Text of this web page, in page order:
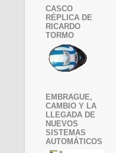
CASCO
RÉPLICA DE
RICARDO
TORMO
EMBRAGUE,
CAMBIO Y LA
LLEGADA DE
NUEVOS
SISTEMAS
AUTOMÁTICOS